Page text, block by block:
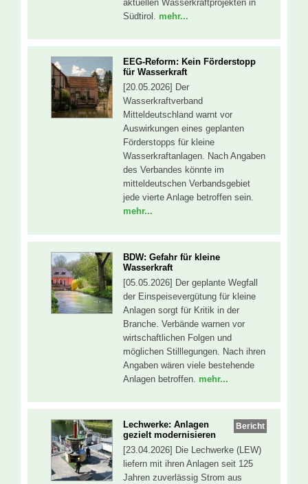
aktuellen Wasserkraftprojekten in
Südtirol. mehr...
EEG-Reform: Kein Förderstopp
für Wasserkraft
[20.05.2026] Der
Wasserkraftverband
Mitteldeutschland warnt vor
Auswirkungen eines geplanten
Förderstopps für kleine
Wasserkraftanlagen. Nach Angaben
des Verbandes könnte im
mitteldeutschen Verbandsgebiet
jede vierte Anlage betroffen sein.
mehr...
BDW: Gefahr für kleine
Wasserkraft
[05.05.2026] Der geplante Wegfall
der Einspeisevergütung für kleine
Anlagen sorgt für Kritik in der
Branche. Verbände warnen vor
wirtschaftlichen Folgen und
möglichen Stilllegungen. Nach ihren
Angaben wären viele bestehende
Anlagen betroffen. mehr...
Bericht
Lechwerke: Anlagen
gezielt modernisieren
[23.04.2026] Die Lechwerke (LEW)
liefern mit ihren Anlagen seit 125
Jahren zuverlässig Strom aus